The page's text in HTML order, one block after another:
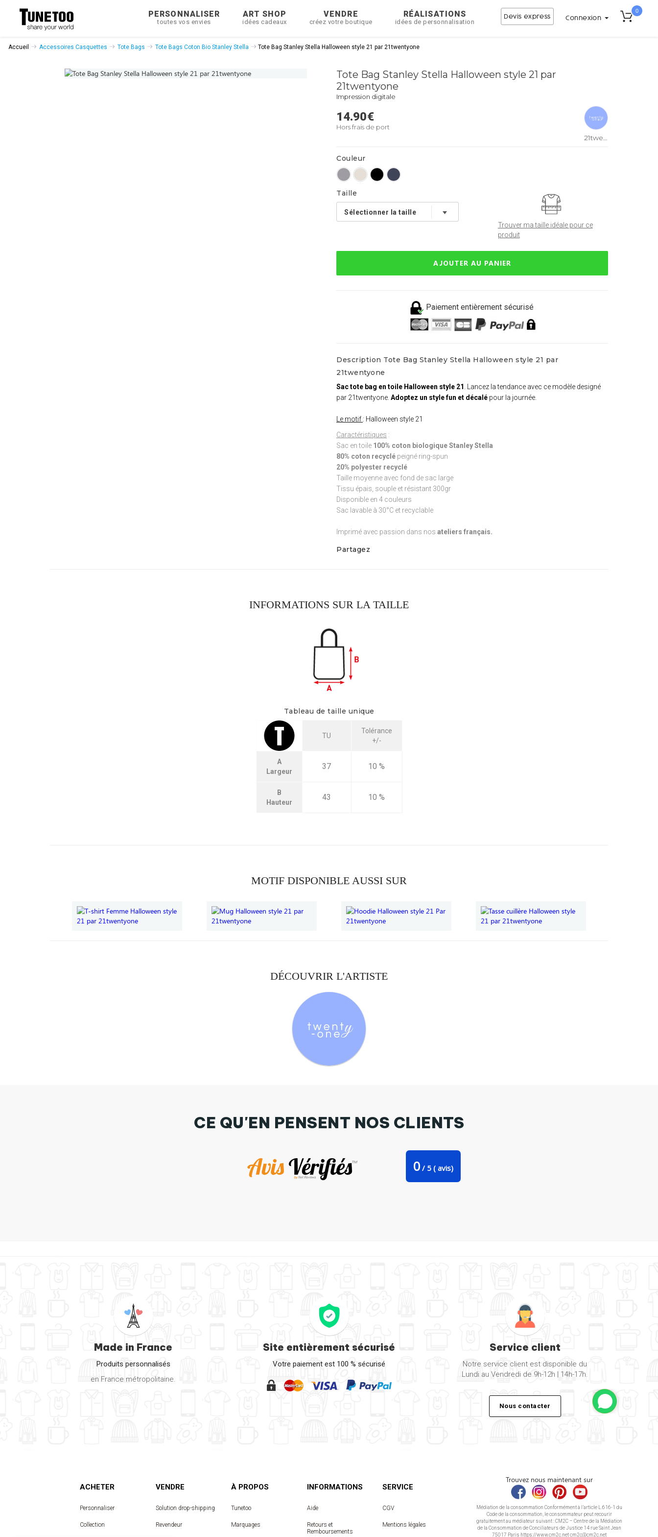
PERSONNALISER
toutes vos envies
ART SHOP
idées cadeaux
VENDRE
créez votre boutique
RÉALISATIONS
idées de personnalisation
Devis express Connexion
0
Accueil Accessoires Casquettes Tote Bags Tote Bags Coton Bio Stanley Stella Tote Bag Stanley Stella Halloween style 21 par 21twentyone
Tote Bag Stanley Stella Halloween style 21 par
21twentyone
Impression digitale
14.90€
Hors frais de port
21twentyone
Couleur
Taille
Trouver ma taille idéale pour ce
produit
AJOUTER AU PANIER
Paiement entièrement sécurisé
Description Tote Bag Stanley Stella Halloween style 21 par
21twentyone
Sac tote bag en toile Halloween style 21
. Lancez la tendance avec ce modèle designé
par 21twentyone. Adoptez un style fun et décalé pour la journée.
Le motif : Halloween style 21
Caractéristiques :
Sac en toile 100% coton biologique Stanley Stella
80% coton recyclé peigné ring-spun
20% polyester recyclé
Taille moyenne avec fond de sac large
Tissu épais, souple et résistant 300gr
Disponible en 4 couleurs
Sac lavable à 30°C et recyclable
Imprimé avec passion dans nos ateliers français.
Partagez
INFORMATIONS SUR LA TAILLE
Tableau de taille unique
TU
Tolérance
+/-
A
Largeur
37 10 %
B
Hauteur
43 10 %
MOTIF DISPONIBLE AUSSI SUR
DÉCOUVRIR L'ARTISTE
CE QU'EN PENSENT NOS CLIENTS
0/ 5 (avis)
Made in France
Produits personnalisés
en France métropolitaine.
Site entièrement sécurisé
Votre paiement est 100 % sécurisé
Service client
Notre service client est disponible du
Lundi au Vendredi de 9h-12h | 14h-17h.
Nous contacter
ACHETER
Personnaliser
Collection
VENDRE
Solution drop-shipping
Revendeur
À PROPOS
Tunetoo
Marquages
INFORMATIONS
Aide
Retours et
Remboursements
SERVICE
CGV
Mentions légales
Trouvez nous maintenant sur
Médiation de la consommation Conformément à l’article L.616-1 du
Code de la consommation, le consommateur peut recourir
gratuitement au médiateur suivant : CM2C – Centre de la Médiation
de la Consommation de Conciliateurs de Justice 14 rue Saint Jean
75017 Paris https://www.cm2c.net cm2c@cm2c.net